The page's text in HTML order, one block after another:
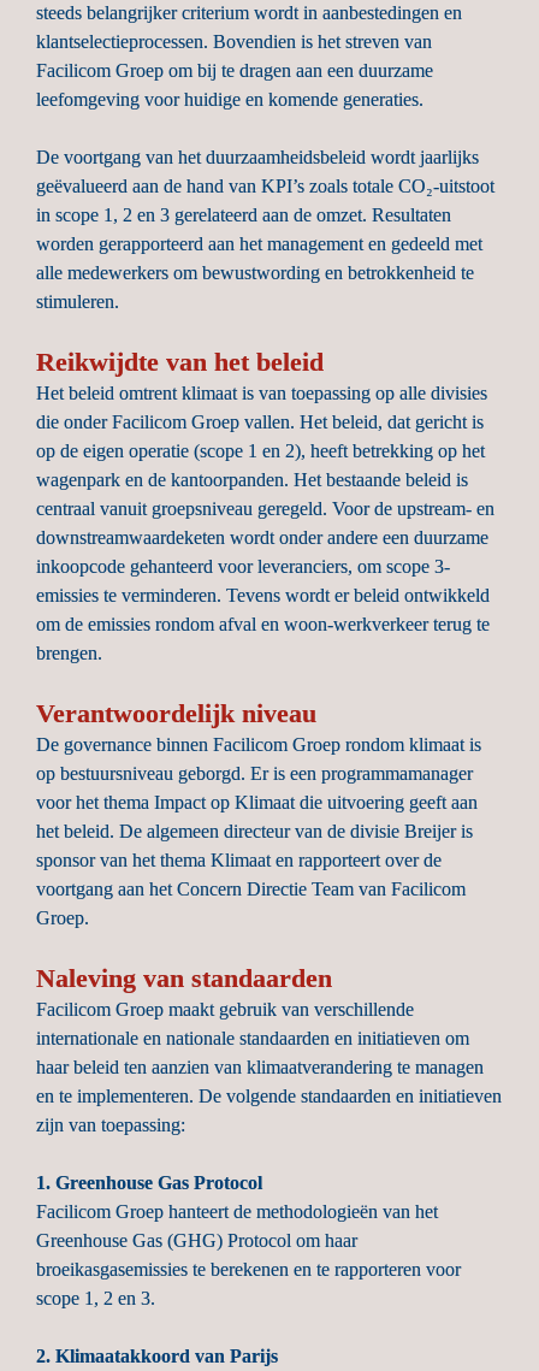
steeds belangrijker criterium wordt in aanbestedingen en
klantselectieprocessen. Bovendien is het streven van
Facilicom Groep om bij te dragen aan een duurzame
leefomgeving voor huidige en komende generaties.
De voortgang van het duurzaamheidsbeleid wordt jaarlijks
geëvalueerd aan de hand van KPI’s zoals tota
le CO₂-uitstoot
in scope 1, 2 en 3 gerelateerd aan de omzet. Resultaten
worden gerapporteerd aan het management en gedeeld met
alle medewerkers om bewustwording en betrokkenheid te
stimuleren.
Reikwijdte van het beleid
Het beleid omtrent klimaat is van toepassing op alle divisies
die onder Facilicom Groep vallen. Het beleid, dat gericht is
op de eigen operatie (scope 1 en 2), heeft betrekking op het
wagenpark en de kantoorpanden. Het bestaande beleid is
centraal vanuit groepsniveau geregeld. Voor de upstream- en
downstreamwaardeketen wordt onder andere een duurzame
inkoopcode gehanteerd voor leveranciers, om scope 3-
emissies te verminderen. Tevens wordt er beleid ontwikkeld
om de emissies rondom afval en woon-werkverkeer terug te
brengen.
Verantwoordelijk niveau
De governance binnen Facilicom Groep rondom klimaat is
op bestuursniveau geborgd. Er is een programmamanager
voor het thema Impact op Klimaat die uitvoering geeft aan
het beleid. De algemeen directeur van de divisie Breijer is
sponsor van het thema Klimaat en rapporteert over de
voortgang aan het Concern Directie Team van Facilicom
Groep.
Naleving van standaarden
Facilicom Groep maakt gebruik van verschillende
internationale en nationale standaarden en initiatieven om
haar beleid ten aanzien van klimaatverandering te managen
en te implementeren. De volgende standaarden en initiatieven
zijn van toepassing:
1. Greenhouse Gas Protocol
Facilicom Groep hanteert de methodologieën van het
Greenhouse Gas (GHG) Protocol om haar
broeikasgasemissies te berekenen en te rapporteren voor
scope 1, 2 en 3.
2. Klimaatakkoord van Parijs